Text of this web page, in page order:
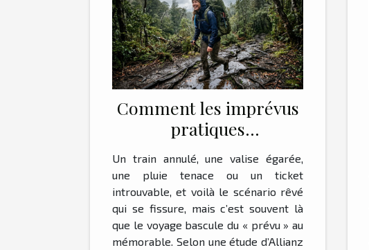
Comment les imprévus
pratiques
transforment-ils une
aventure en souvenir
mémorable ?
Un train annulé, une valise égarée,
une pluie tenace ou un ticket
introuvable, et voilà le scénario rêvé
qui se fissure, mais c’est souvent là
que le voyage bascule du « prévu » au
mémorable. Selon une étude d’Allianz